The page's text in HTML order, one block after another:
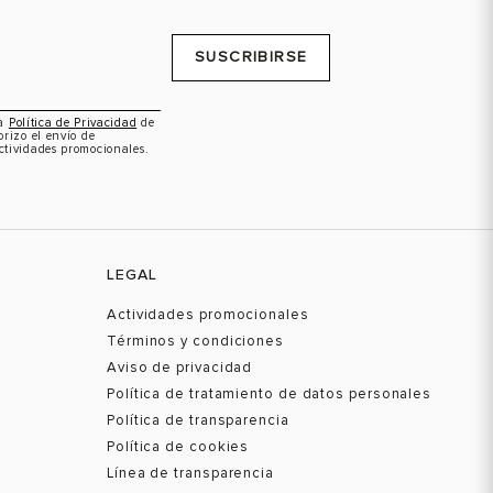
Política de Privacidad de
el envío de
promocionales.
SUSCRIBIRSE
LEGAL
Actividades promocionales
Términos y condiciones
Aviso de privacidad
Política de tratamiento de datos personales
Política de transparencia
Política de cookies
Línea de transparencia